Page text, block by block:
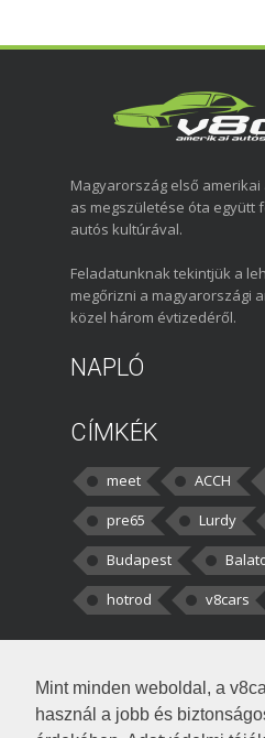
Mint minden weboldal, a
használ a jobb és
Magyarország első amerikai
as megszületése óta együtt
autós kultúrával.
Feladatunknak tekintjük a
megőrizni a magyarországi
közel három évtizedéről.
NAPLÓ
CÍMKÉK
meet ACCH
pre65
Lurdy
Budapest
hotrod
v8cars
kortisz:
darabbaal számoltam. Nem